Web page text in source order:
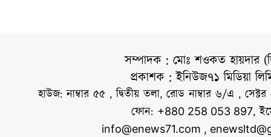
সময়ে
এবং
অন্তর্বর্তী সরকারের আইন
উপদেষ্টা আসিফ নজরুল।
বুধবার (৫ আগস্ট) নিজের
ভেরিফায়েড ফেসবুক পেজে
দেওয়া এক পোস্টে তিনি এ
মতোই
(৫
পোস্টে
সম্পাদক : মোঃ শওকত হায়দার
প্রকাশক : ইনিউজ৭১ মিডিয়া
হাউজ: নাম্বার ৫৫ , দ্বিতীয় তলা, রোড নাম্বার ৬/এ ,
ফোন: +880 258 053 897,
info@enews71.com ,